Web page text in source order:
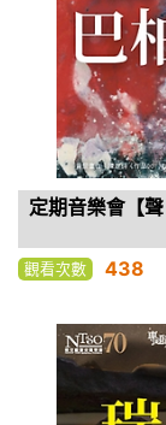
定期音樂會【
觀看次數 438